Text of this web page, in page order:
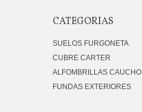
CATEGORIAS
SUELOS FURGONETA
CUBRE CARTER
ALFOMBRILLAS CAUCHO
FUNDAS EXTERIORES